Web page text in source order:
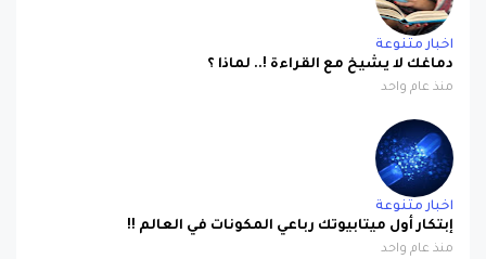
اخبار متنوعة
دماغك لا يشيخ مع القراءة !.. لماذا ؟
منذ عام واحد
اخبار متنوعة
إبتكار أول ميتابيوتك رباعي المكونات في العالم !!
منذ عام واحد